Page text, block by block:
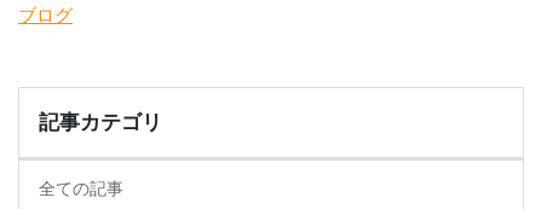
ブログ
記事カテゴリ
全ての記事